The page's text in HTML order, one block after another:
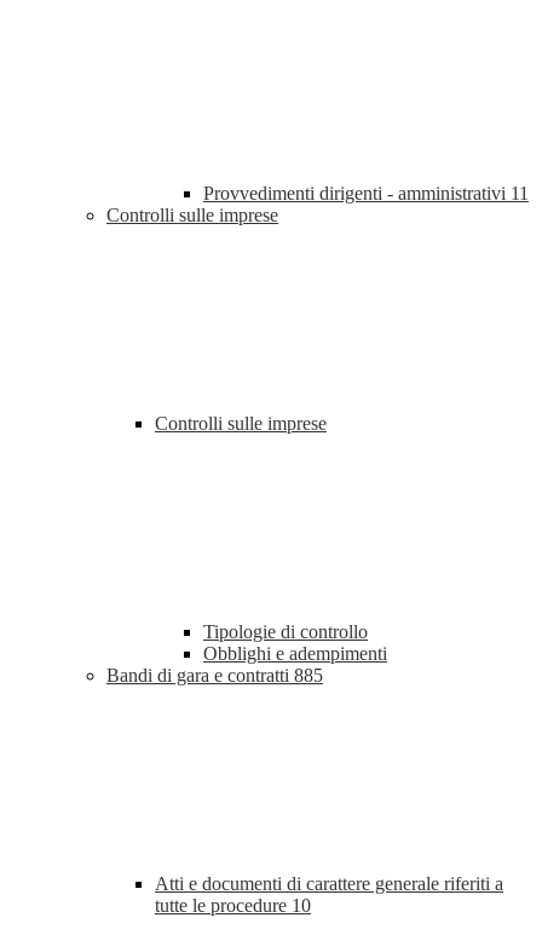
Provvedimenti dirigenti - amministrativi 11
Controlli sulle imprese
Controlli sulle imprese
Tipologie di controllo
Obblighi e adempimenti
Bandi di gara e contratti 885
Atti e documenti di carattere generale riferiti a
tutte le procedure 10